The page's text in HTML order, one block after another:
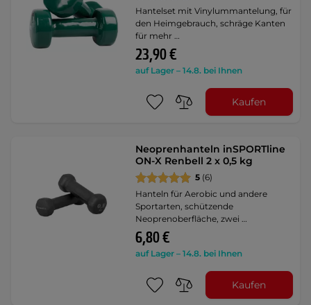
Hantelset mit Vinylummantelung, für
den Heimgebrauch, schräge Kanten
für mehr …
23,90 €
auf Lager – 14.8. bei Ihnen
Kaufen
Neoprenhanteln inSPORTline
ON-X Renbell 2 x 0,5 kg
5 (6)
Hanteln für Aerobic und andere
Sportarten, schützende
Neoprenoberfläche, zwei …
6,80 €
auf Lager – 14.8. bei Ihnen
Kaufen